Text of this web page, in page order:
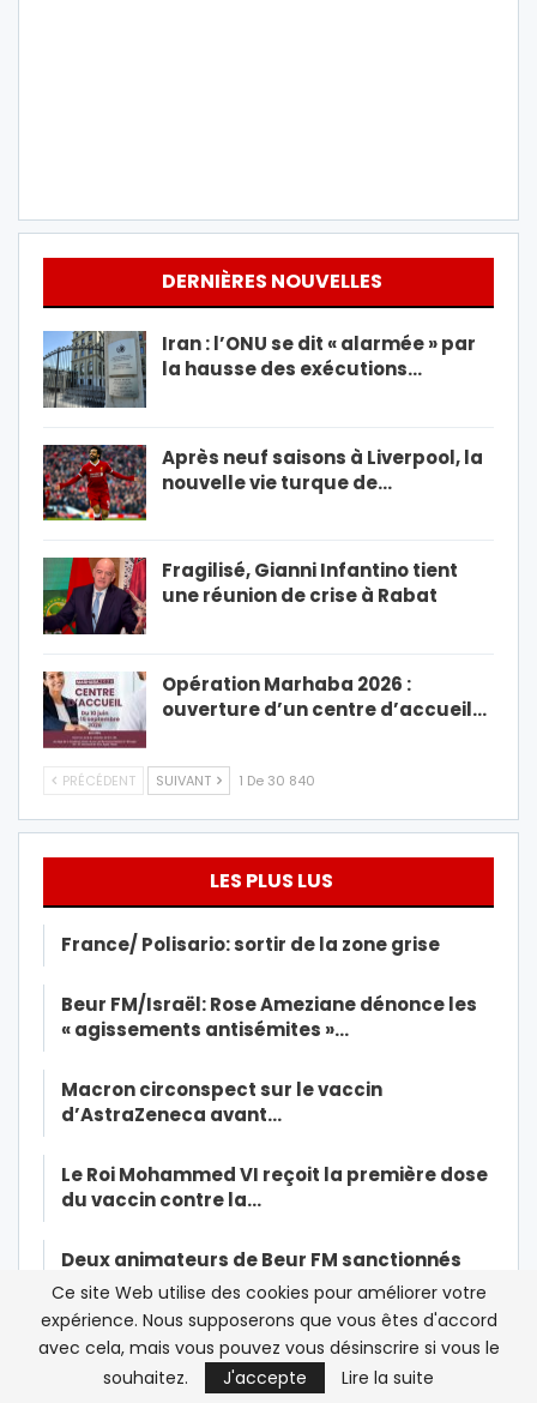
DERNIÈRES NOUVELLES
Iran : l’ONU se dit « alarmée » par
la hausse des exécutions…
Après neuf saisons à Liverpool, la
nouvelle vie turque de…
Fragilisé, Gianni Infantino tient
une réunion de crise à Rabat
Opération Marhaba 2026 :
ouverture d’un centre d’accueil…
PRÉCÉDENT SUIVANT 1 De 30 840
LES PLUS LUS
France/ Polisario: sortir de la zone grise
Beur FM/Israël: Rose Ameziane dénonce les
« agissements antisémites »…
Macron circonspect sur le vaccin
d’AstraZeneca avant…
Le Roi Mohammed VI reçoit la première dose
du vaccin contre la…
Deux animateurs de Beur FM sanctionnés
après une rencontre avec…
Les islamistes marocains rattrapés par
leurs contradictions
Ce site Web utilise des cookies pour améliorer votre
expérience. Nous supposerons que vous êtes d'accord
avec cela, mais vous pouvez vous désinscrire si vous le
souhaitez.
J'accepte Lire la suite